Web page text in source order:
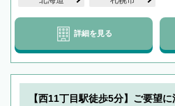
詳細を見る
【西11丁目駅徒歩5分】ご要望